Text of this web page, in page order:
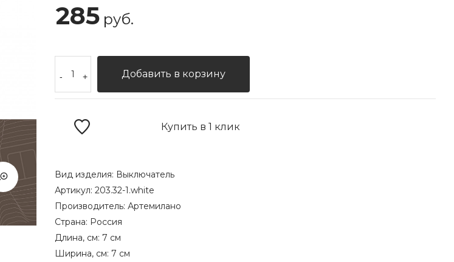
285 руб.
- + Добавить в корзину
Купить в 1 клик
Вид изделия: Выключатель
Артикул: 203.32-1.white
Производитель: Артемилано
Страна: Россия
Длина, см: 7 см
Ширина, см: 7 см